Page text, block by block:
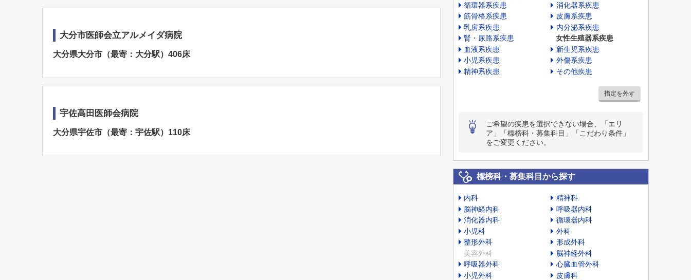
大分市医師会立アルメイダ病院
大分県大分市（最寄：大分駅）406床
宇佐高田医師会病院
大分県宇佐市（最寄：宇佐駅）110床
循環器系疾患
消化器系疾患
筋骨格系疾患
皮膚系疾患
乳房系疾患
内分泌系疾患
腎・尿路系疾患
女性生殖器系疾患
血液系疾患
新生児系疾患
小児系疾患
外傷系疾患
精神系疾患
その他疾患
指定を外す
ご希望の疾患を選択できない場合、「エリ
ア」「標榜科・募集科目」「こだわり条件」
をご変更ください。
標榜科・募集科目から探す
内科
精神科
脳神経内科
呼吸器内科
消化器内科
循環器内科
小児科
外科
整形外科
形成外科
美容外科
脳神経外科
呼吸器外科
心臓血管外科
小児外科
皮膚科